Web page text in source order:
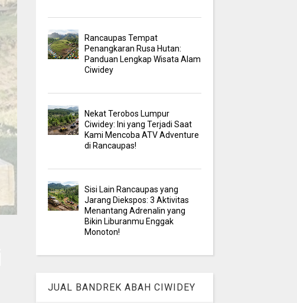
Rancaupas Tempat
Penangkaran Rusa Hutan:
Panduan Lengkap Wisata Alam
Ciwidey
Nekat Terobos Lumpur
Ciwidey: Ini yang Terjadi Saat
Kami Mencoba ATV Adventure
di Rancaupas!
Sisi Lain Rancaupas yang
Jarang Diekspos: 3 Aktivitas
Menantang Adrenalin yang
Bikin Liburanmu Enggak
Monoton!
JUAL BANDREK ABAH CIWIDEY